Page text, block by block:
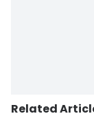
Related